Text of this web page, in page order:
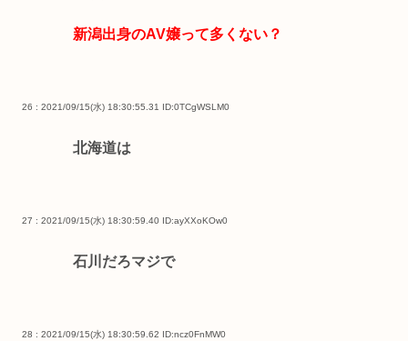
新潟出身のAV嬢って多くない？
26 : 2021/09/15(水) 18:30:55.31 ID:0TCgWSLM0
北海道は
27 : 2021/09/15(水) 18:30:59.40 ID:ayXXoKOw0
石川だろマジで
28 : 2021/09/15(水) 18:30:59.62 ID:ncz0FnMW0